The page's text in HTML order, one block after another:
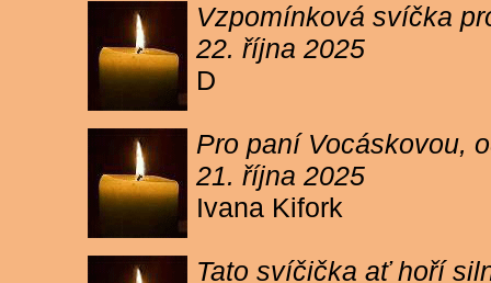
Vzpomínková svíčka
22. října 2025
D
Pro paní Vocáskovou,
21. října 2025
Ivana Kifork
Tato svíčička ať hoří